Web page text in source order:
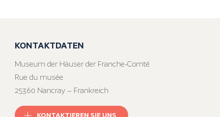
KONTAKTDATEN
Museum der Häuser der Franche-Comté
Rue du musée
25360 Nancray – Frankreich
KONTAKTIEREN SIE UNS